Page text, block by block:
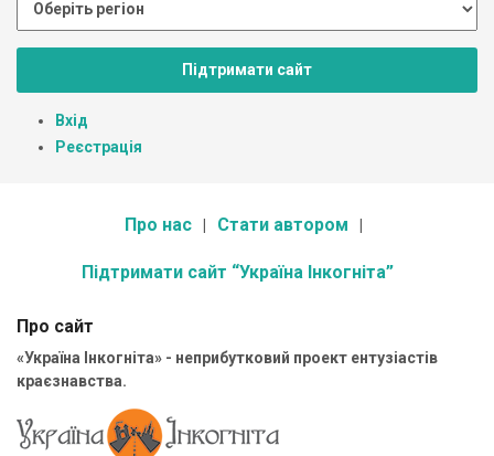
Підтримати сайт
Вхід
Реєстрація
Про нас Стати автором
Підтримати сайт “Україна Інкогніта”
Про сайт
«Україна Інкогніта» - неприбутковий проект ентузіастів
краєзнавства.